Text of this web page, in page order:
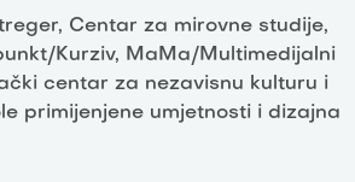
Centar za mirovne studije,
Kurziv, MaMa/Multimedijalni
centar za nezavisnu kulturu i
primijenjene umjetnosti i dizajna